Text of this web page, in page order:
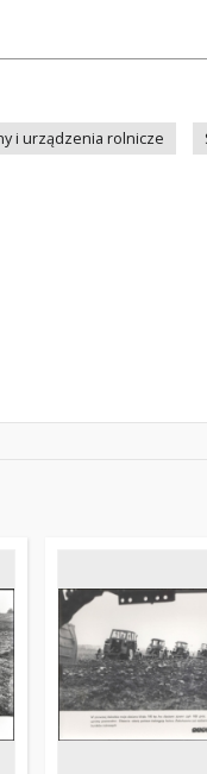
i urządzenia rolnicze